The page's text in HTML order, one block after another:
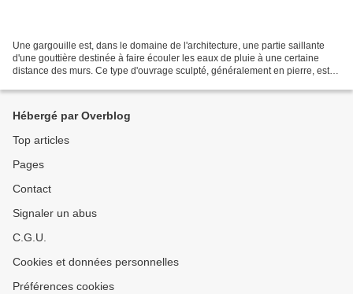
Une gargouille est, dans le domaine de l'architecture, une partie saillante
d'une gouttière destinée à faire écouler les eaux de pluie à une certaine
distance des murs. Ce type d'ouvrage sculpté, généralement en pierre, est
Hébergé par Overblog
Top articles
Pages
Contact
Signaler un abus
C.G.U.
Cookies et données personnelles
Préférences cookies